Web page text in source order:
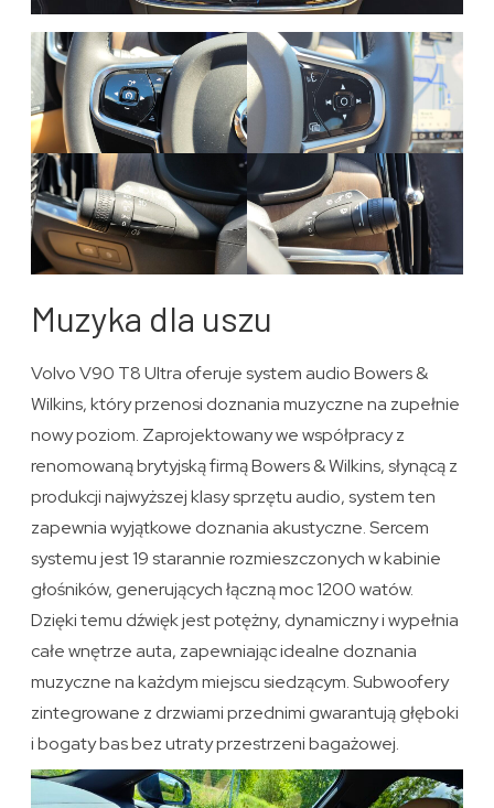
Muzyka dla uszu
Volvo V90 T8 Ultra oferuje system audio Bowers &
Wilkins, który przenosi doznania muzyczne na zupełnie
nowy poziom. Zaprojektowany we współpracy z
renomowaną brytyjską firmą Bowers & Wilkins, słynącą z
produkcji najwyższej klasy sprzętu audio, system ten
zapewnia wyjątkowe doznania akustyczne. Sercem
systemu jest 19 starannie rozmieszczonych w kabinie
głośników, generujących łączną moc 1200 watów.
Dzięki temu dźwięk jest potężny, dynamiczny i wypełnia
całe wnętrze auta, zapewniając idealne doznania
muzyczne na każdym miejscu siedzącym. Subwoofery
zintegrowane z drzwiami przednimi gwarantują głęboki
i bogaty bas bez utraty przestrzeni bagażowej.